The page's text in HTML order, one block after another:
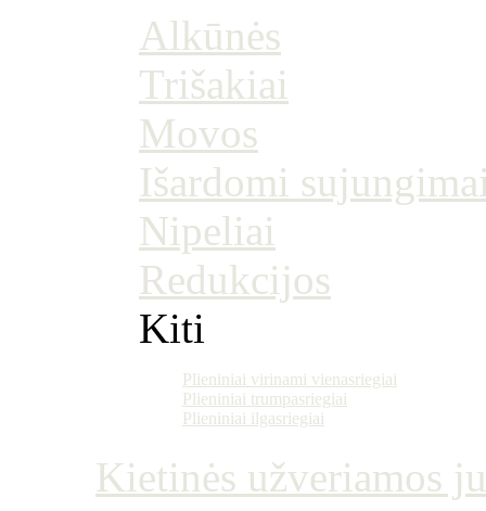
Alkūnės
Trišakiai
Movos
Išardomi
Nipeliai
Redukcijos
Kiti
Plieniniai virinami vienasriegiai
Plieniniai trumpasriegiai
Plieniniai ilgasriegiai
Kietinės